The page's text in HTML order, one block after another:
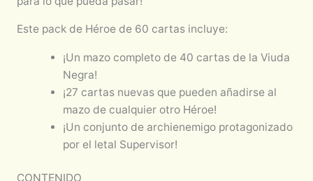
Este pack de Héroe de 60 cartas incluye:
¡Un mazo completo de 40 cartas de la Viuda
Negra!
¡27 cartas nuevas que pueden añadirse al
mazo de cualquier otro Héroe!
¡Un conjunto de archienemigo protagonizado
por el letal Supervisor!
CONTENIDO